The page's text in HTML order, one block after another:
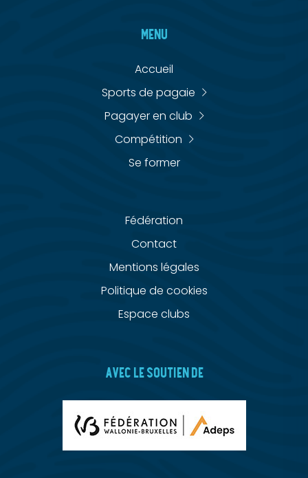
MENU
Accueil
Sports de pagaie
Pagayer en club
Compétition
Se former
Fédération
Contact
Mentions légales
Politique de cookies
Espace clubs
AVEC LE SOUTIEN DE